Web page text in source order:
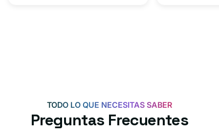
Android,
iPhone
15,
TODO LO QUE NECESITAS SABER
Preguntas Frecuentes